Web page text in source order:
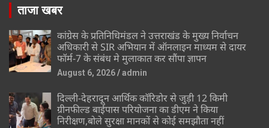
ताजा खबर
कांग्रेस के प्रतिनिधिमंडल ने उत्तराखंड के मुख्य निर्वाचन
अधिकारी से SIR अभियान में ऑनलाइन माध्यम से दायर
फॉर्म-7 के संबंध मे मुलाकात कर सौंपा ज्ञापन
August 6, 2026 admin
दिल्ली-देहरादून आर्थिक कॉरिडोर से जुड़ी 12 किमी
ग्रीनफील्ड बाईपास परियोजना का डीएम ने किया
निरीक्षण,बोले सुरक्षा मानकों से कोई समझौता नहीं